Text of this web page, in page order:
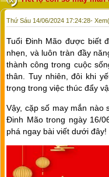
Thứ Sáu 14/06/2024 17:24:28-
Tuổi Đinh Mão được biết
nhẹn, và luôn tràn đầy
thành công trong cuộc
thân. Tuy nhiên, đôi khi
trọng trong việc thúc đẩy
Vậy, cặp số may mắn nào
Đinh Mão trong ngày 16/
phá ngay bài viết dưới đây!